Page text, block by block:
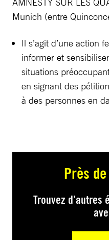
Munich (entre
Il s’agit d’une action
informer et
situations
en signant des
à des personnes en
Près
Trouvez d’autres